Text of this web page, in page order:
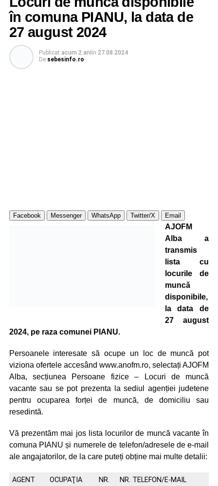
în comuna PIANU, la data de
27 august 2024
Publicat acum 2 aniîn 27.08.2024
De sebesinfo.ro
Facebook Messenger WhatsApp Twitter/X Email
AJOFM
Alba a
transmis
lista cu
locurile de
muncă
disponibile,
la data de
27 august
2024, pe raza comunei PIANU.
Persoanele interesate să ocupe un loc de muncă pot
viziona ofertele accesând www.anofm.ro, selectați AJOFM
Alba, secțiunea Persoane fizice – Locuri de muncă
vacante sau se pot prezenta la sediul agenției judetene
pentru ocuparea forței de muncă, de domiciliu sau
resedintă.
Vă prezentăm mai jos lista locurilor de muncă vacante în
comuna PIANU și numerele de telefon/adresele de e-mail
ale angajatorilor, de la care puteți obține mai multe detalii:
AGENT OCUPAŢIA
NR.
NR. TELEFON/E-MAIL